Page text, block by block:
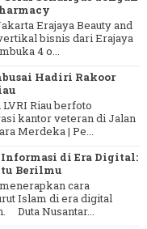
Erajaya Beauty and
bisnis dari Erajaya
4 o...
Hadiri Rakoor
Riau berfoto
kantor veteran di Jalan
Merdeka | Pe...
di Era Digital:
Berilmu
cara
Islam di era digital
Duta Nusantar...